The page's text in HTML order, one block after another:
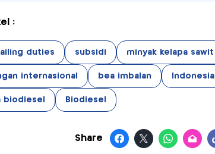
:
duties subsidi minyak kelapa sawit
internasional bea imbalan Indonesia
biodiesel Biodiesel
Share